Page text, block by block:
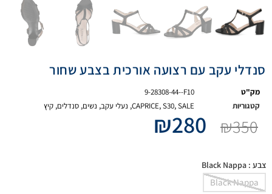
סנדלי עקב עם רצועה אורכית בצבע שחור
מק"ט
9-28308-44--F10
קטגוריות
CAPRICE,S30,SALE
, נעלי עקב, נשים, סנדלים, קיץ
₪350
₪280
צבע : Black Nappa
Black Nappa